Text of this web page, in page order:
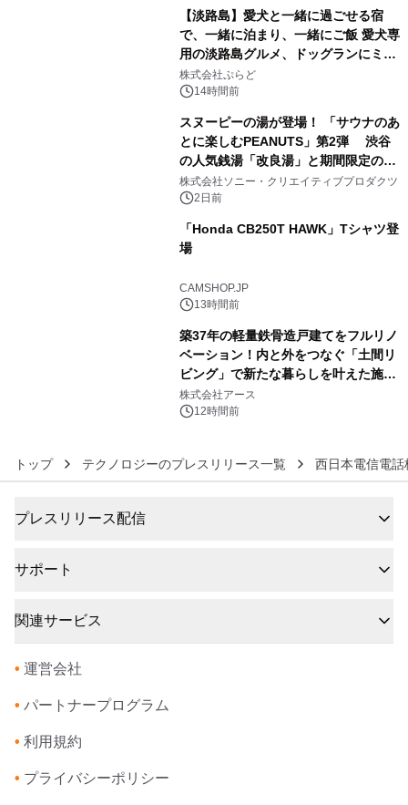
【淡路島】愛犬と一緒に過ごせる宿
で、一緒に泊まり、一緒にご飯 愛犬専
用の淡路島グルメ、ドッグランにミニ
プール グランピングとトレーラーハウ
スの2施設で
株式会社ぷらど
14時間前
スヌーピーの湯が登場！ 「サウナのあ
とに楽しむPEANUTS」第2弾 渋谷
の人気銭湯「改良湯」と期間限定のコ
ラボレーション サウナイキタイコラ
ボグッズも発売決定！
株式会社ソニー・クリエイティブプロダクツ
2日前
「Honda CB250T HAWK」Tシャツ登
場
CAMSHOP.JP
13時間前
築37年の軽量鉄骨造戸建てをフルリノ
ベーション！内と外をつなぐ「土間リ
ビング」で新たな暮らしを叶えた施工
事例を株式会社アースが公開
株式会社アース
12時間前
トップ テクノロジーのプレスリリース一覧 西日本電信電
プレスリリース配信
サポート
関連サービス
• 運営会社
• パートナープログラム
• 利用規約
• プライバシーポリシー